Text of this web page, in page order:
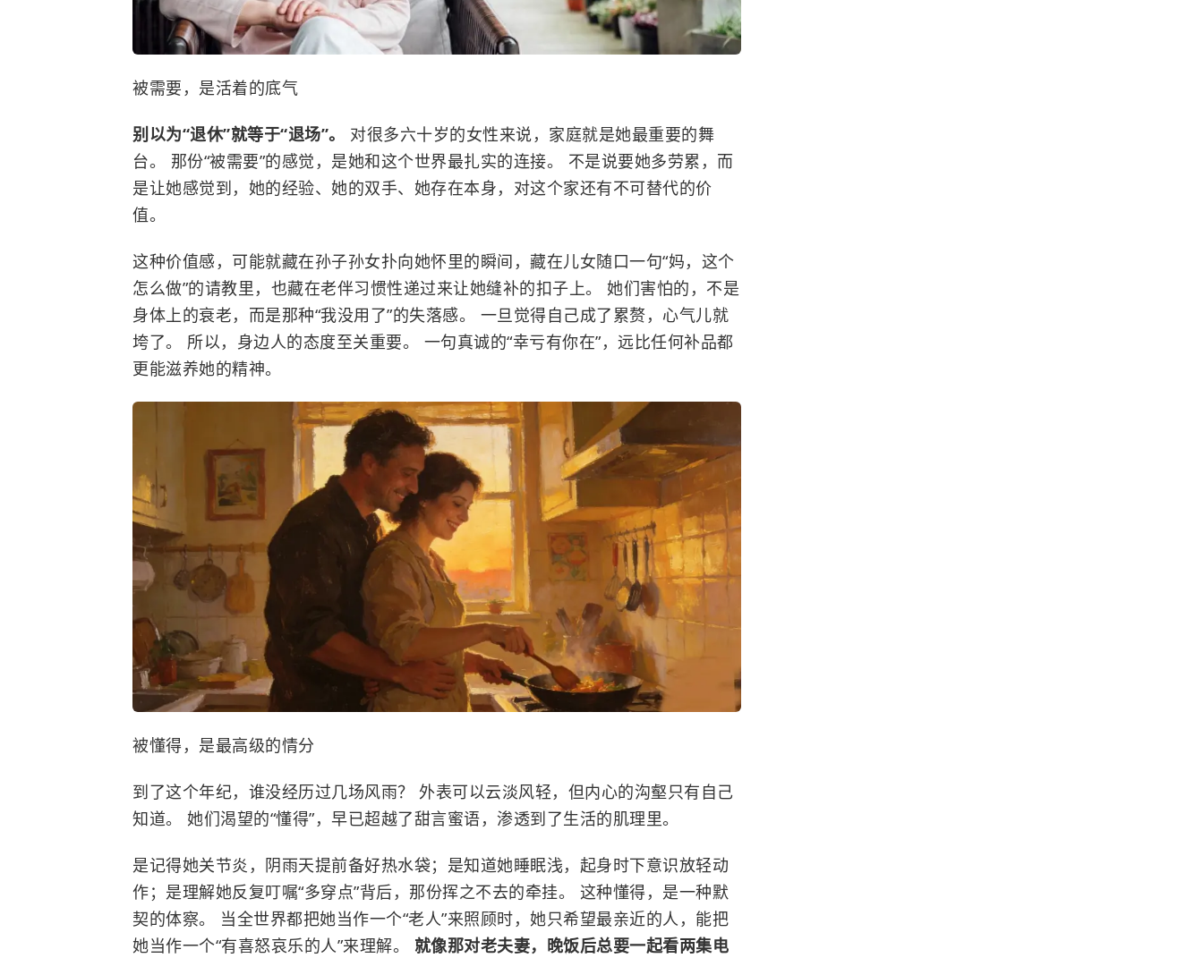
被需要，是活着的底气
别以为“退休”就等于“退场”。 对很多六十岁的女性来说，家庭就是她最重要的舞
台。 那份“被需要”的感觉，是她和这个世界最扎实的连接。 不是说要她多劳累，而
是让她感觉到，她的经验、她的双手、她存在本身，对这个家还有不可替代的价
值。
这种价值感，可能就藏在孙子孙女扑向她怀里的瞬间，藏在儿女随口一句“妈，这个
怎么做”的请教里，也藏在老伴习惯性递过来让她缝补的扣子上。 她们害怕的，不是
身体上的衰老，而是那种“我没用了”的失落感。 一旦觉得自己成了累赘，心气儿就
垮了。 所以，身边人的态度至关重要。 一句真诚的“幸亏有你在”，远比任何补品都
更能滋养她的精神。
被懂得，是最高级的情分
到了这个年纪，谁没经历过几场风雨？ 外表可以云淡风轻，但内心的沟壑只有自己
知道。 她们渴望的“懂得”，早已超越了甜言蜜语，渗透到了生活的肌理里。
是记得她关节炎，阴雨天提前备好热水袋；是知道她睡眠浅，起身时下意识放轻动
作；是理解她反复叮嘱“多穿点”背后，那份挥之不去的牵挂。 这种懂得，是一种默
契的体察。 当全世界都把她当作一个“老人”来照顾时，她只希望最亲近的人，能把
她当作一个“有喜怒哀乐的人”来理解。 就像那对老夫妻，晚饭后总要一起看两集电